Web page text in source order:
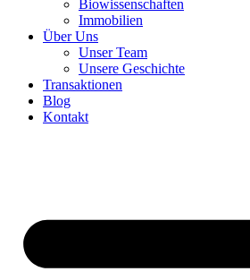
Biowissenschaften
Immobilien
Über Uns
Unser Team
Unsere Geschichte
Transaktionen
Blog
Kontakt